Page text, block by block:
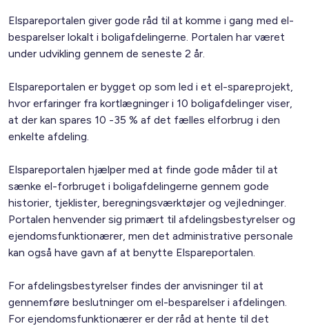
Elspareportalen giver gode råd til at komme i gang med el-
besparelser lokalt i boligafdelingerne. Portalen har været
under udvikling gennem de seneste 2 år.
Elspareportalen er bygget op som led i et el-spareprojekt,
hvor erfaringer fra kortlægninger i 10 boligafdelinger viser,
at der kan spares 10 -35 % af det fælles elforbrug i den
enkelte afdeling.
Elspareportalen hjælper med at finde gode måder til at
sænke el-forbruget i boligafdelingerne gennem gode
historier, tjeklister, beregningsværktøjer og vejledninger.
Portalen henvender sig primært til afdelingsbestyrelser og
ejendomsfunktionærer, men det administrative personale
kan også have gavn af at benytte Elspareportalen.
For afdelingsbestyrelser findes der anvisninger til at
gennemføre beslutninger om el-besparelser i afdelingen.
For ejendomsfunktionærer er der råd at hente til det